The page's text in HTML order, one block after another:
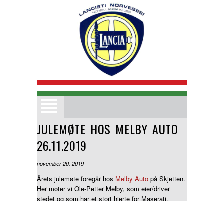
Klubbinformasjon
Bilder
Kjøp og Salg
Terminlister
JULEMØTE HOS MELBY AUTO
26.11.2019
november 20, 2019
Årets julemøte foregår hos Melby Auto på Skjetten.
Her møter vi Ole-Petter Melby, som eier/driver
stedet og som har et stort hjerte for Maserati.